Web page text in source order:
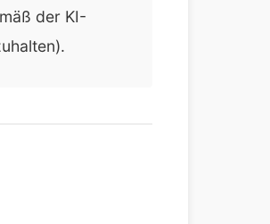
der KI-